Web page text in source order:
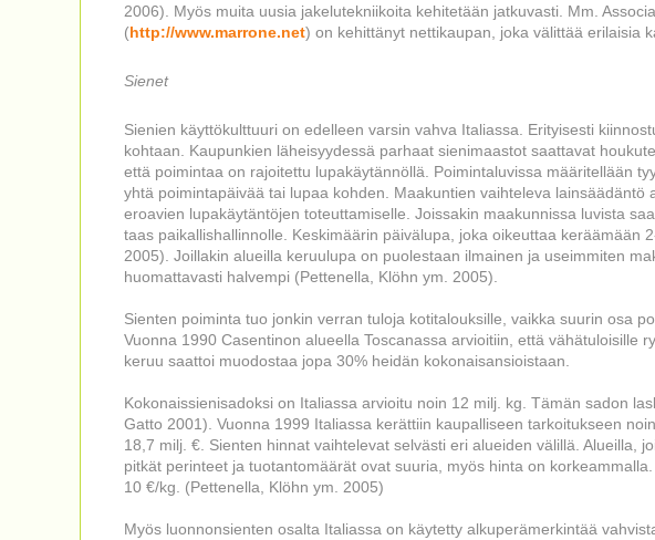
2006). Myös muita uusia jakelutekniikoita kehitetään jatkuvasti. Mm.
(http://www.marrone.net) on kehittänyt nettikaupan, joka välittää erilaisia
Sienet
Sienien käyttökulttuuri on edelleen varsin vahva Italiassa. Erityisesti
kohtaan. Kaupunkien läheisyydessä parhaat sienimaastot saattavat
että poimintaa on rajoitettu lupakäytännöllä. Poimintaluvissa määritellään
yhtä poimintapäivää tai lupaa kohden. Maakuntien vaihteleva lainsäädäntö
eroavien lupakäytäntöjen toteuttamiselle. Joissakin maakunnissa luvista
taas paikallishallinnolle. Keskimäärin päivälupa, joka oikeuttaa keräämään
2005). Joillakin alueilla keruulupa on puolestaan ilmainen ja useimmiten
huomattavasti halvempi (Pettenella, Klöhn ym. 2005).
Sienten poiminta tuo jonkin verran tuloja kotitalouksille, vaikka suurin osa
Vuonna 1990 Casentinon alueella Toscanassa arvioitiin, että vähätuloisille
keruu saattoi muodostaa jopa 30% heidän kokonaisansioistaan.
Kokonaissienisadoksi on Italiassa arvioitu noin 12 milj. kg. Tämän sadon
Gatto 2001). Vuonna 1999 Italiassa kerättiin kaupalliseen tarkoitukseen
18,7 milj. €. Sienten hinnat vaihtelevat selvästi eri alueiden välillä. Alueilla,
pitkät perinteet ja tuotantomäärät ovat suuria, myös hinta on
10 €/kg. (Pettenella, Klöhn ym. 2005)
Myös luonnonsienten osalta Italiassa on käytetty alkuperämerkintää